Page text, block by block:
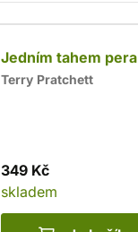
Jedním tahem pera
Terry Pratchett
349 Kč
skladem